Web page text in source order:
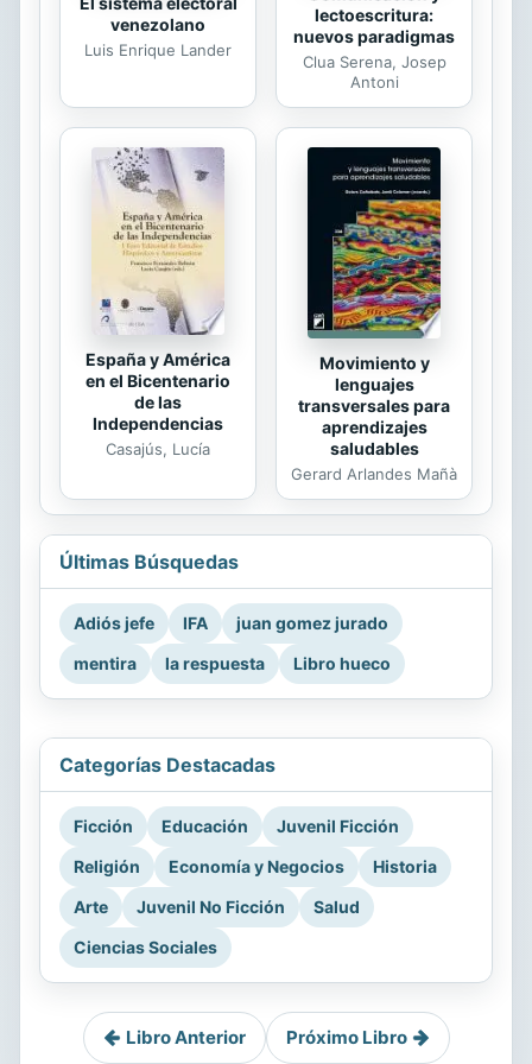
venezolano
Luis Enrique Lander
lectoescritura:
nuevos paradigmas
Clua Serena, Josep
Antoni
España y América
en el Bicentenario
de las
Independencias
Casajús, Lucía
Movimiento y
lenguajes
transversales para
aprendizajes
saludables
Gerard Arlandes Mañà
Últimas Búsquedas
Adiós jefe IFA
juan gomez jurado
mentira
la respuesta Libro hueco
Categorías Destacadas
Ficción Educación
Juvenil Ficción
Religión
Economía y Negocios
Historia
Arte
Juvenil No Ficción
Salud
Ciencias Sociales
Libro Anterior Próximo Libro